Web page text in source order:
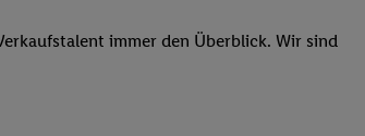
immer den Überblick. Wir sind